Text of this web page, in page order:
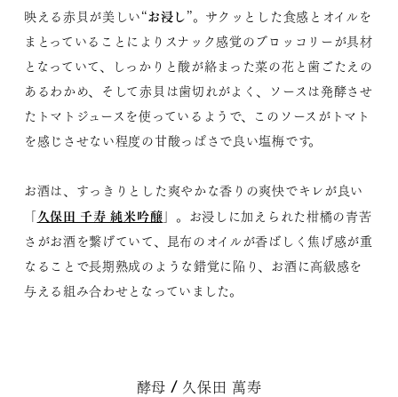
映える赤貝が美しい“お浸し”。サクッとした食感とオイルを
まとっていることによりスナック感覚のブロッコリーが具材
となっていて、しっかりと酸が絡まった菜の花と歯ごたえの
あるわかめ、そして赤貝は歯切れがよく、ソースは発酵させ
たトマトジュースを使っているようで、このソースがトマト
を感じさせない程度の甘酸っぱさで良い塩梅です。
お酒は、すっきりとした爽やかな香りの爽快でキレが良い
「久保田 千寿 純米吟醸」。お浸しに加えられた柑橘の青苦
さがお酒を繋げていて、昆布のオイルが香ばしく焦げ感が重
なることで長期熟成のような錯覚に陥り、お酒に高級感を
与える組み合わせとなっていました。
酵母 / 久保田 萬寿